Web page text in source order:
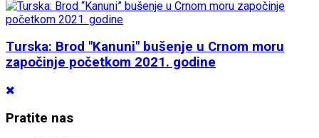
Turska: Brod "Kanuni" bušenje u Crnom moru
započinje početkom 2021. godine
Pratite nas